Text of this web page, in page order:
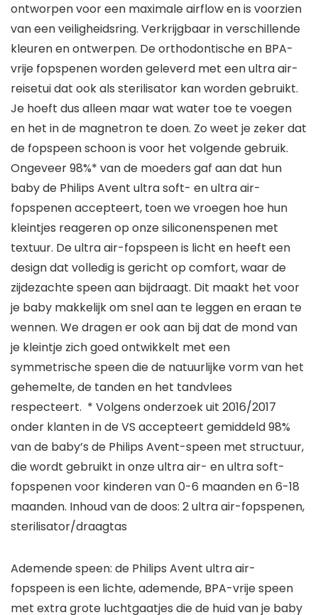
ontworpen voor een maximale airflow en is voorzien
van een veiligheidsring. Verkrijgbaar in verschillende
kleuren en ontwerpen. De orthodontische en BPA-
vrije fopspenen worden geleverd met een ultra air-
reisetui dat ook als sterilisator kan worden gebruikt.
Je hoeft dus alleen maar wat water toe te voegen
en het in de magnetron te doen. Zo weet je zeker dat
de fopspeen schoon is voor het volgende gebruik.
Ongeveer 98%* van de moeders gaf aan dat hun
baby de Philips Avent ultra soft- en ultra air-
fopspenen accepteert, toen we vroegen hoe hun
kleintjes reageren op onze siliconenspenen met
textuur. De ultra air-fopspeen is licht en heeft een
design dat volledig is gericht op comfort, waar de
zijdezachte speen aan bijdraagt. Dit maakt het voor
je baby makkelijk om snel aan te leggen en eraan te
wennen. We dragen er ook aan bij dat de mond van
je kleintje zich goed ontwikkelt met een
symmetrische speen die de natuurlijke vorm van het
gehemelte, de tanden en het tandvlees
respecteert. * Volgens onderzoek uit 2016/2017
onder klanten in de VS accepteert gemiddeld 98%
van de baby’s de Philips Avent-speen met structuur,
die wordt gebruikt in onze ultra air- en ultra soft-
fopspenen voor kinderen van 0-6 maanden en 6-18
maanden. Inhoud van de doos: 2 ultra air-fopspenen,
sterilisator/draagtas
Ademende speen: de Philips Avent ultra air-
fopspeen is een lichte, ademende, BPA-vrije speen
met extra grote luchtgaatjes die de huid van je baby